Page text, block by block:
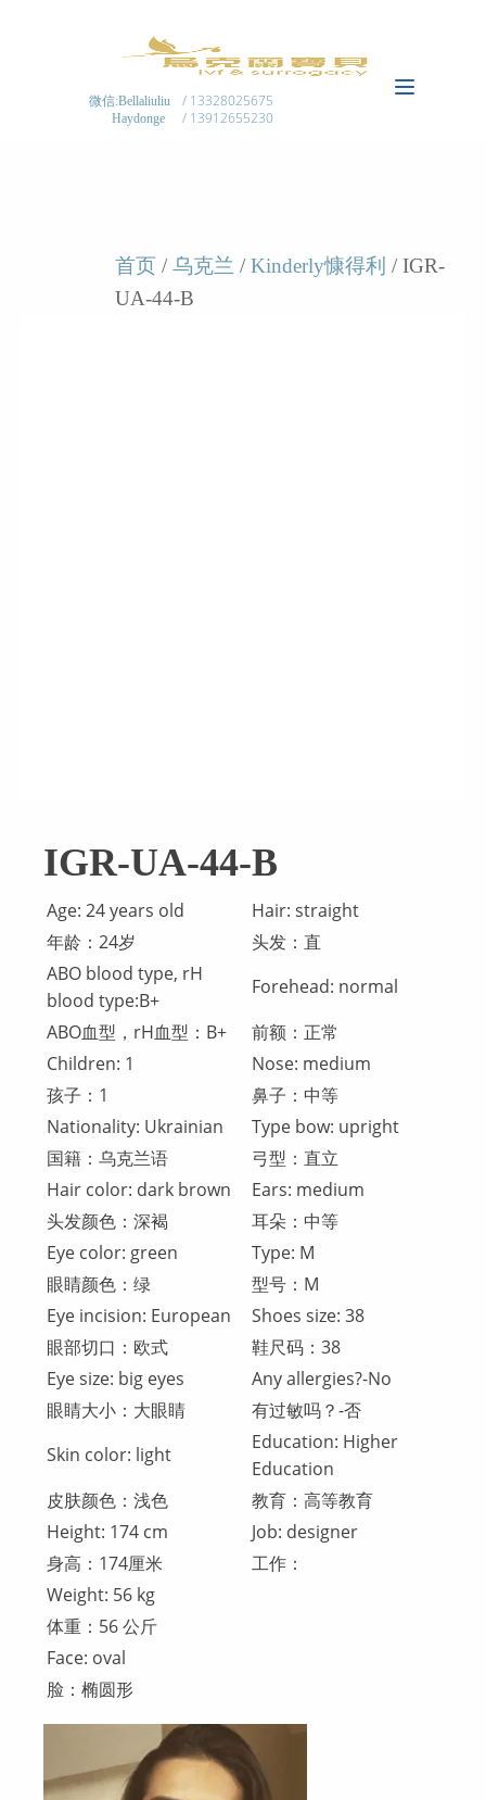
微信:Bellaliuliu
Haydonge
/ 13328025675
/ 13912655230
首页 / 乌克兰 / Kinderly慷得利 / IGR-
UA-44-B
IGR-UA-44-B
Age: 24 years old
Hair: straight
年龄：24岁
头发：直
ABO blood type, rH
blood type:В+
Forehead: normal
ABO血型，rH血型：В+
前额：正常
Children: 1
Nose: medium
孩子：1
鼻子：中等
Nationality: Ukrainian
Type bow: upright
国籍：乌克兰语
弓型：直立
Hair color: dark brown
Ears: medium
头发颜色：深褐
耳朵：中等
Eye color: green
Type: M
眼睛颜色：绿
型号：M
Eye incision: European
Shoes size: 38
眼部切口：欧式
鞋尺码：38
Eye size: big eyes
Any allergies?-No
眼睛大小：大眼睛
有过敏吗？-否
Skin color: light
Education: Higher
Education
皮肤颜色：浅色
教育：高等教育
Height: 174 cm
Job: designer
身高：174厘米
工作：
Weight: 56 kg
体重：56 公斤
Face: oval
脸：椭圆形